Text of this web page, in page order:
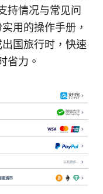
持情况与常见问
用的操作手册，
国旅行时，快速
省力。